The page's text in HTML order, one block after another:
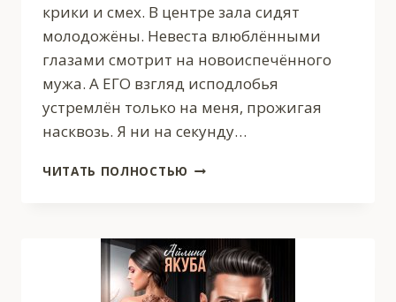
крики и смех. В центре зала сидят
молодожёны. Невеста влюблёнными
глазами смотрит на новоиспечённого
мужа. А ЕГО взгляд исподлобья
устремлён только на меня, прожигая
насквозь. Я ни на секунду…
ЧИТАТЬ ПОЛНОСТЬЮ ВТОРАЯ